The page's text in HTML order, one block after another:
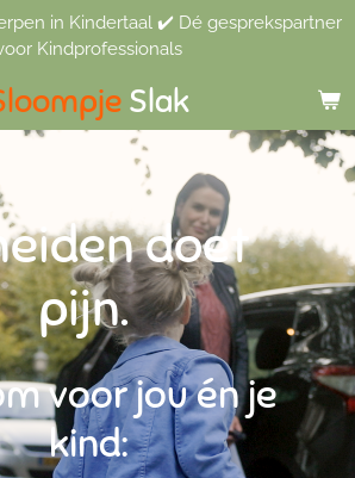
Slak
in Kindertaal ✔️ Dé gesprekspartner
Kindprofessionals
doet
pijn.
voor jou én je
kind: